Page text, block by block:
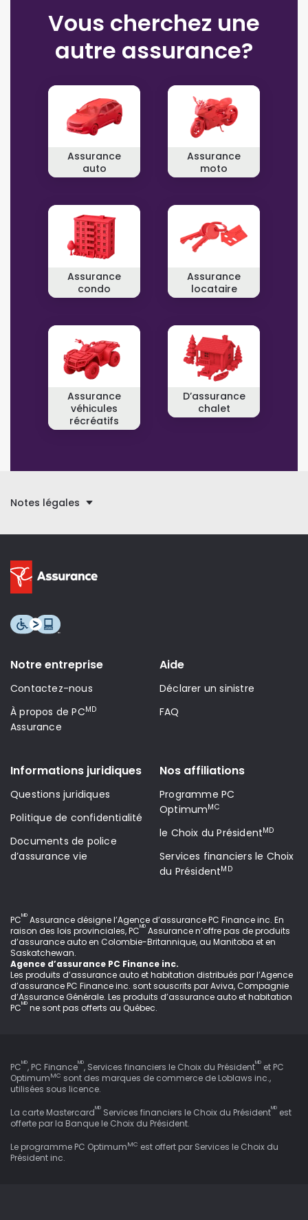
Vous cherchez une
autre assurance?
Assurance
auto
Assurance
moto
Assurance
condo
Assurance
locataire
Assurance
véhicules
récréatifs
D’assurance
chalet
Notes légales
Notre entreprise
Contactez-nous
À propos de PCMD
Assurance
Aide
Déclarer un sinistre
FAQ
Informations juridiques
Questions juridiques
Politique de confidentialité
Documents de police
d’assurance vie
Nos affiliations
Programme PC
OptimumMC
le Choix du PrésidentMD
Services financiers le Choix
du PrésidentMD
PCMD Assurance désigne l’Agence d’assurance PC Finance inc. En
raison des lois provinciales, PCMD Assurance n’offre pas de produits
d’assurance auto en Colombie-Britannique, au Manitoba et en
Saskatchewan.
Agence d’assurance PC Finance inc.
Les produits d’assurance auto et habitation distribués par l’Agence
d’assurance PC Finance inc. sont souscrits par Aviva, Compagnie
d’Assurance Générale. Les produits d’assurance auto et habitation
PCMD ne sont pas offerts au Québec.
PCMD, PC FinanceMD, Services financiers le Choix du PrésidentMD et PC
OptimumMC sont des marques de commerce de Loblaws inc.,
utilisées sous licence.
La carte MastercardMD Services financiers le Choix du PrésidentMD est
offerte par la Banque le Choix du Président.
Le programme PC OptimumMC est offert par Services le Choix du
Président inc.